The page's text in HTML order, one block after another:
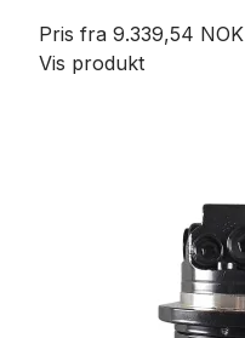
Pris fra 9.339,54 NOK
Vis produkt